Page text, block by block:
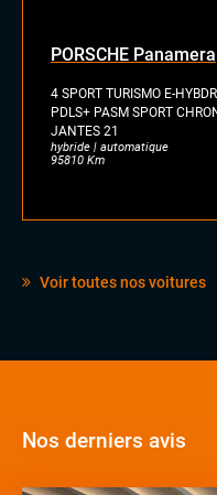
PORSCHE Panamera
4 SPORT TURISMO E-
PDLS+ PASM SPORT
JANTES 21
hybride | automatique
95810 Km
Voir toutes nos voitures
Nos derniers avis